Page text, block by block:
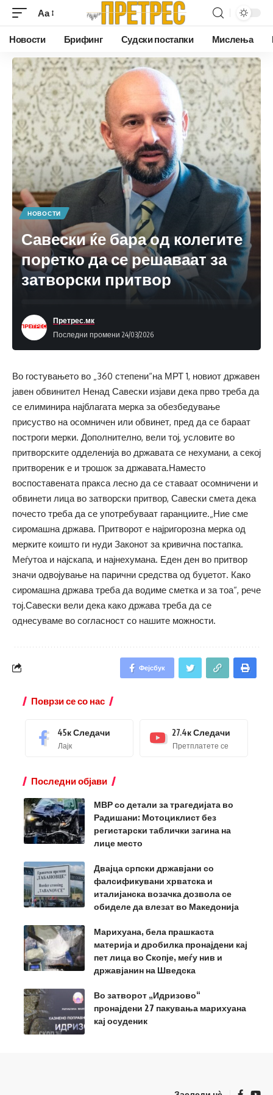
Аа
Новости Брифинг Судски постапки Мислења
НОВОСТИ
Савески ќе бара од колегите
поретко да се решаваат за
затворски притвор
Последни промени 24/03/2026
Претрес.мк
Во гостувањето во „360 степени“на МРТ 1, новиот државен
јавен обвинител Ненад Савески изјави дека прво треба да
се елиминира најблагата мерка за обезбедување
присуство на осомничен или обвинет, пред да се бараат
построги мерки. Дополнително, вели тој, условите во
притворските одделенија во државата се нехумани, а секој
притвореник е и трошок за државата.Наместо
воспоставената пракса лесно да се ставаат осомничени и
обвинети лица во затворски притвор, Савески смета дека
почесто треба да се употребуваат гаранциите.„Ние сме
сиромашна држава. Притворот е најригорозна мерка од
мерките коишто ги нуди Законот за кривична постапка.
Меѓутоа и најскапа, и најнехумана. Еден ден во притвор
значи одвојување на парични средства од буџетот. Како
сиромашна држава треба да водиме сметка и за тоа“, рече
тој.Савески вели дека како држава треба да се
однесуваме во согласност со нашите можности.
Фејсбук
Поврзи се со нас
45кСледачи
Лајк
27.4кСледачи
Претплатете се
Последни објави
МВР со детали за трагедијата во
Радишани: Мотоциклист без
регистарски таблички загина на
лице место
Двајца српски државјани со
фалсификувани хрватска и
италијанска возачка дозвола се
обиделе да влезат во Македонија
Марихуана, бела прашкаста
материја и дробилка пронајдени кај
пет лица во Скопје, меѓу нив и
државјанин на Шведска
Во затворот „Идризово“
пронајдени 27 пакувања марихуана
кај осуденик